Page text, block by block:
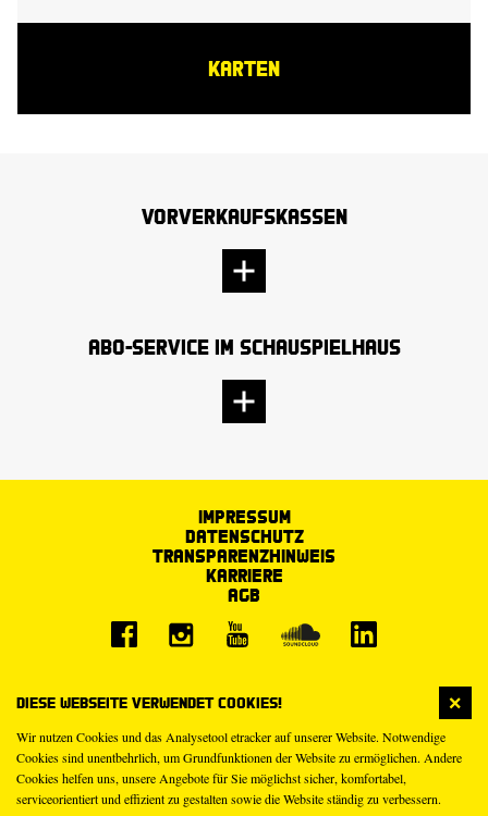
Diese Webseite verwendet Cookies!
Wir nutzen Cookies und das Analysetool etracker auf unserer Website. Notwendige
Cookies sind unentbehrlich, um Grundfunktionen der Website zu ermöglichen. Andere
Cookies helfen uns, unsere Angebote für Sie möglichst sicher, komfortabel,
serviceorientiert und effizient zu gestalten sowie die Website ständig zu verbessern.
KARTEN
Vorverkaufskassen
Abo-Service im Schauspielhaus
Impressum
Datenschutz
Transparenzhinweis
Karriere
AGB